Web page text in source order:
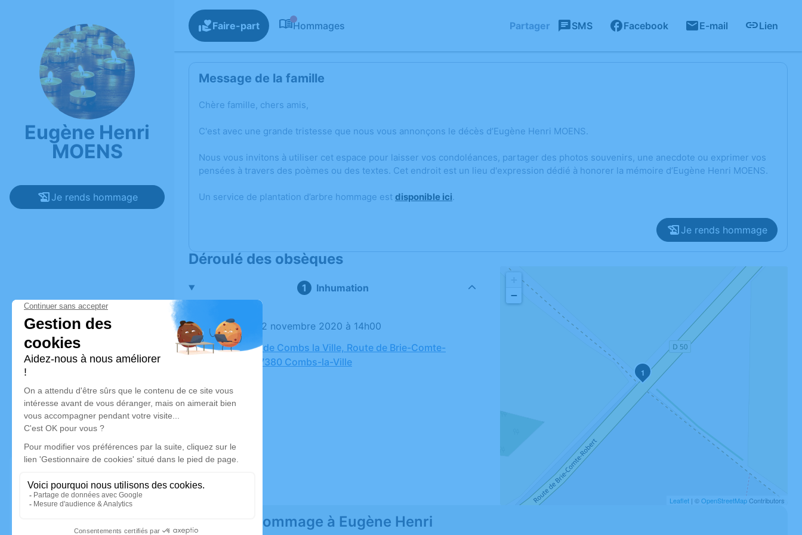
Eugène Henri
MOENS
Je rends hommage
Faire-part Hommages Partager SMS Facebook E-mail Lien
Message de la famille
Chère famille, chers amis,
C'est avec une grande tristesse que nous vous annonçons le décès d’Eugène Henri MOENS.
Nous vous invitons à utiliser cet espace pour laisser vos condoléances, partager des photos souvenirs, une anecdote ou exprimer vos
pensées à travers des poèmes ou des textes. Cet endroit est un lieu d'expression dédié à honorer la mémoire d’Eugène Henri MOENS.
Un service de plantation d’arbre hommage est disponible ici.
Je rends hommage
Déroulé des obsèques
Inhumation
Le lundi 02 novembre 2020 à 14h00
Cimetière de Combs la Ville, Route de Brie-Comte-
Robert, 77380 Combs-la-Ville
1
−
Leaflet | ©OpenStreetMapContributors
Rendez hommage à Eugène Henri